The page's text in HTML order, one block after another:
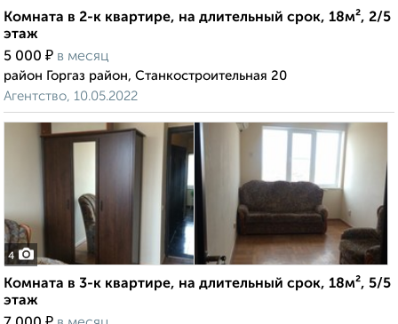
Комната в 2-к квартире, на длительный срок, 18м², 2/5
этаж
5 000 ₽ в месяц
район Горгаз район, Станкостроительная 20
Агентство, 10.05.2022
4
Комната в 3-к квартире, на длительный срок, 18м², 5/5
этаж